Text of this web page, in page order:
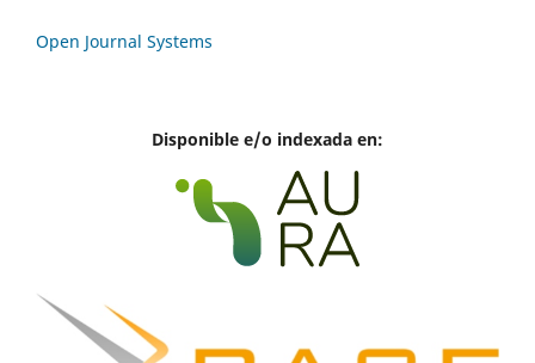
Open Journal Systems
Disponible e/o indexada en: